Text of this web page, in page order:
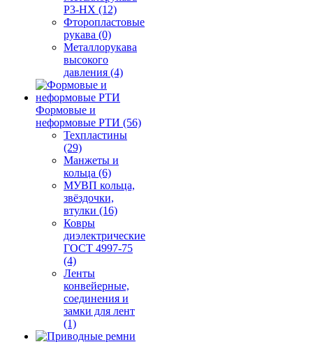
Р3-НХ (12)
Фторопластовые
рукава (0)
Металлорукава
высокого
давления (4)
Формовые и
неформовые РТИ (56)
Техпластины
(29)
Манжеты и
кольца (6)
МУВП кольца,
звёздочки,
втулки (16)
Ковры
диэлектрические
ГОСТ 4997-75
(4)
Ленты
конвейерные,
соединения и
замки для лент
(1)